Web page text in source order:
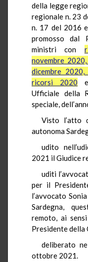
della legge
regionale n. 23
n. 17 del 2016
promosso dal
ministri con
novembre
dicembre
ricorsi 2020
Ufficiale della
speciale,
Visto l’atto
autonoma
udito
2021 il Giudice
uditi
per il
l’avvocato
Sardegna,
remoto, ai
Presidente della
deliberato
ottobre 2021.